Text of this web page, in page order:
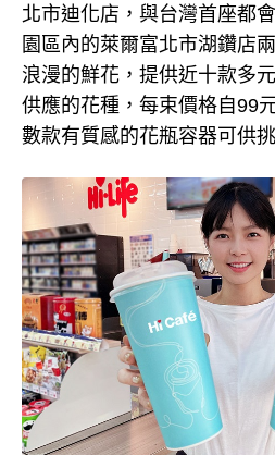
北市迪化店，與台灣首座都
園區內的萊爾富北市湖鑽店
浪漫的鮮花，提供近十款多
供應的花種，每束價格自99
數款有質感的花瓶容器可供